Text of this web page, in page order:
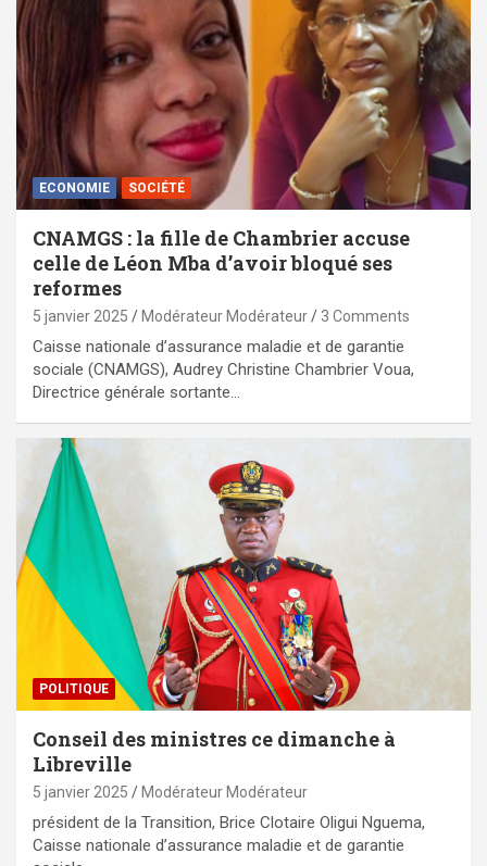
ECONOMIE SOCIÉTÉ
CNAMGS : la fille de Chambrier accuse
celle de Léon Mba d’avoir bloqué ses
reformes
5 janvier 2025 Modérateur Modérateur 3 Comments
Caisse nationale d’assurance maladie et de garantie
sociale (CNAMGS), Audrey Christine Chambrier Voua,
Directrice générale sortante…
POLITIQUE
Conseil des ministres ce dimanche à
Libreville
5 janvier 2025 Modérateur Modérateur
président de la Transition, Brice Clotaire Oligui Nguema,
Caisse nationale d’assurance maladie et de garantie